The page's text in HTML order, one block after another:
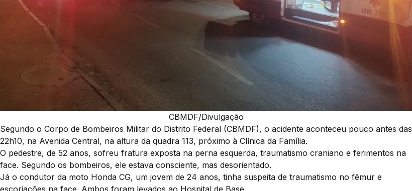
CBMDF/Divulgação
Segundo o Corpo de Bombeiros Militar do Distrito Federal (CBMDF), o acidente aconteceu pouco antes das
22h10, na Avenida Central, na altura da quadra 113, próximo à Clínica da Família.
O pedestre, de 52 anos, sofreu fratura exposta na perna esquerda, traumatismo craniano e ferimentos na
face. Segundo os bombeiros, ele estava consciente, mas desorientado.
Já o condutor da moto Honda CG, um jovem de 24 anos, tinha suspeita de traumatismo no fêmur e
escoriações na face. Ambos foram levados ao Hospital de Base.